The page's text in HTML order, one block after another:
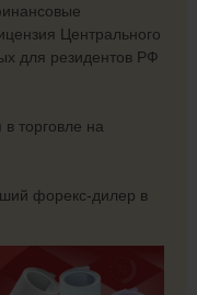
Центрального
для резидентов РФ
торговле на
форекс-дилер в